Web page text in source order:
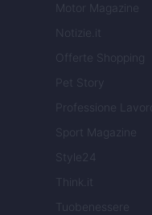
Motor Magazine
Notizie.it
Offerte Shopping
Pet Story
Professione Lavoro
Sport Magazine
Style24
Think.it
Tuobenessere